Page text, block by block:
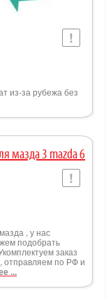
из-за рубежа без
мазда 3 mazda 6
, у нас
заказ
...